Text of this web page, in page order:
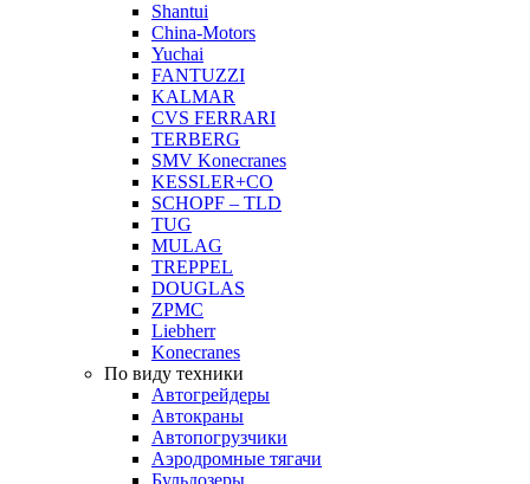
Shantui
China-Motors
Yuchai
FANTUZZI
KALMAR
CVS FERRARI
TERBERG
SMV Konecranes
KESSLER+CO
SCHOPF – TLD
TUG
MULAG
TREPPEL
DOUGLAS
ZPMC
Liebherr
Konecranes
По виду техники
Автогрейдеры
Автокраны
Автопогрузчики
Аэродромные тягачи
Бульдозеры